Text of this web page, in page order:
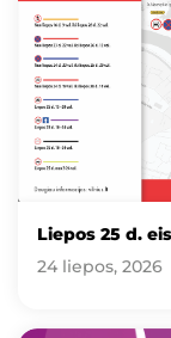
Liepos 25 d.
24 liepos, 2026